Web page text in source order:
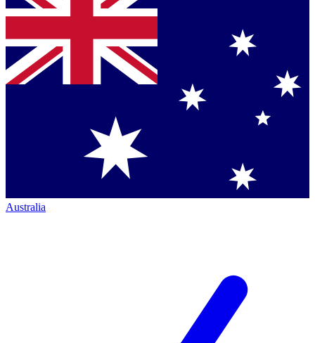
Australia